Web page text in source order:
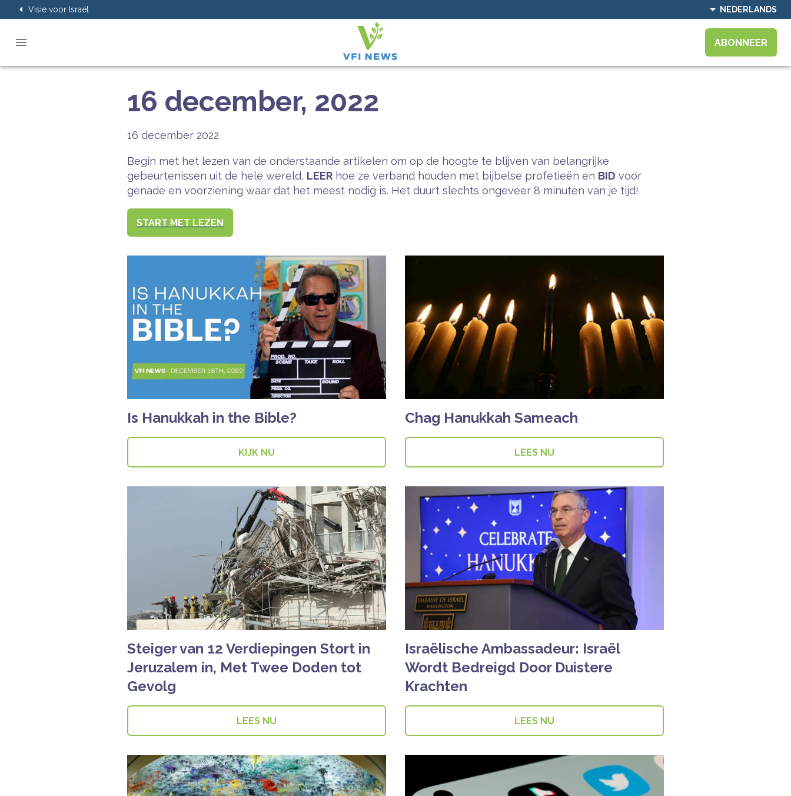
Visie voor Israël NEDERLANDS
ABONNEER
16 december, 2022
16 december 2022
Begin met het lezen van de onderstaande artikelen om op de hoogte te blijven van belangrijke
gebeurtenissen uit de hele wereld, LEER hoe ze verband houden met bijbelse profetieën en BID voor
genade en voorziening waar dat het meest nodig is. Het duurt slechts ongeveer 8 minuten van je tijd!
START MET LEZEN
Is Hanukkah in the Bible?
KIJK NU
Chag Hanukkah Sameach
LEES NU
Steiger van 12 Verdiepingen Stort in
Jeruzalem in, Met Twee Doden tot
Gevolg
LEES NU
Israëlische Ambassadeur: Israël
Wordt Bedreigd Door Duistere
Krachten
LEES NU